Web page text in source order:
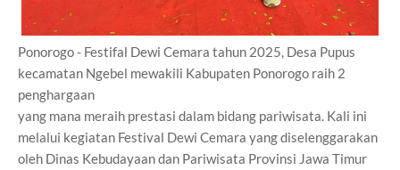
Ponorogo - Festifal Dewi Cemara tahun 2025, Desa Pupus
kecamatan Ngebel mewakili Kabupaten Ponorogo raih 2
penghargaan
yang mana meraih prestasi dalam bidang pariwisata. Kali ini
melalui kegiatan Festival Dewi Cemara yang diselenggarakan
oleh Dinas Kebudayaan dan Pariwisata Provinsi Jawa Timur